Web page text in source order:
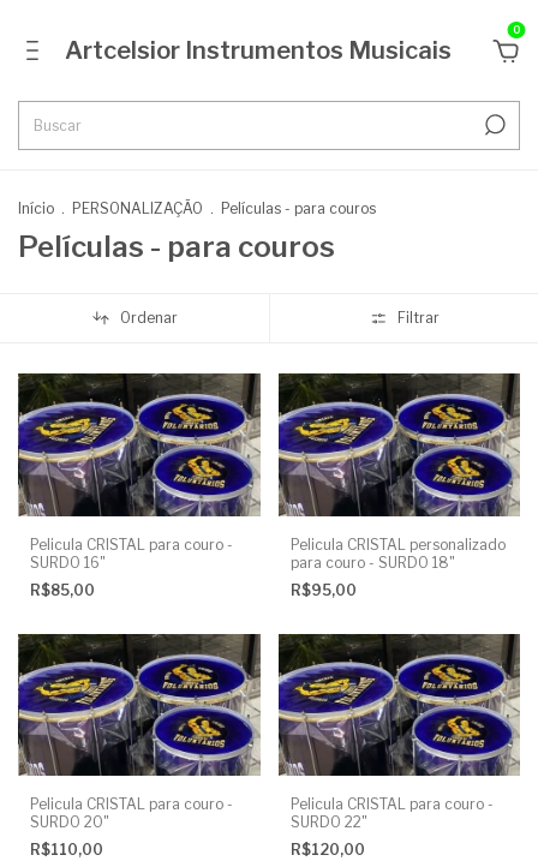
Artcelsior Instrumentos Musicais
0
Início . PERSONALIZAÇÃO . Películas - para couros
Películas - para couros
Ordenar Filtrar
Pelicula CRISTAL para couro -
SURDO 16"
R$85,00
Pelicula CRISTAL personalizado
para couro - SURDO 18"
R$95,00
Pelicula CRISTAL para couro -
SURDO 20"
R$110,00
Pelicula CRISTAL para couro -
SURDO 22"
R$120,00